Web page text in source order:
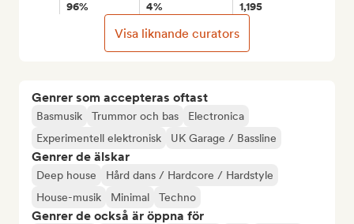
Genrer som accepteras oftast
Basmusik Trummor och bas
Electronica
Experimentell elektronisk
UK Garage / Bassline
Genrer de älskar
Deep house
Hård dans / Hardcore / Hardstyle
House-musik
Minimal Techno
Genrer de också är öppna för
96% 4% 1,195
Visa liknande curators